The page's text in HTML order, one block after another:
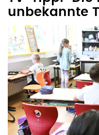
TV-Tipp: "Die